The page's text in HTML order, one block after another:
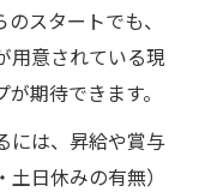
スタートでも、
用意されている現
期待できます。
には、昇給や賞与
日休みの有無）